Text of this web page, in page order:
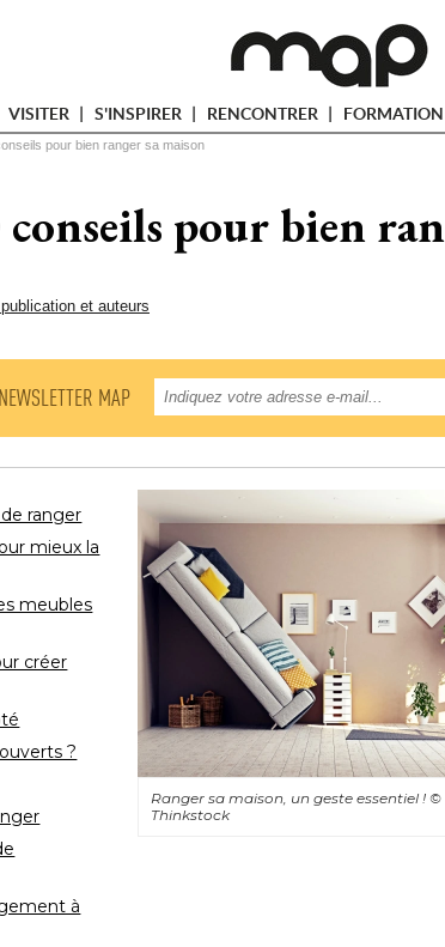
VISITER S'INSPIRER RENCONTRER FORMATION
pour bien ranger sa maison
conseils pour bien
et auteurs
MAP
Ranger sa maison, un geste essentiel ! ©
Thinkstock
ranger
mieux la
meubles
créer
?
à